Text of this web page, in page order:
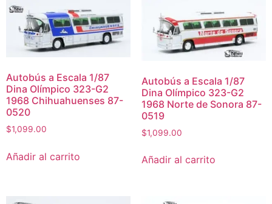
Autobús a Escala 1/87
Dina Olímpico 323-G2
1968 Chihuahuenses 87-
0520
$1,099.00
Añadir al carrito
Autobús a Escala 1/87
Dina Olímpico 323-G2
1968 Norte de Sonora 87-
0519
$1,099.00
Añadir al carrito